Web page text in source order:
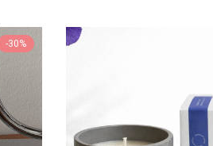
-30%